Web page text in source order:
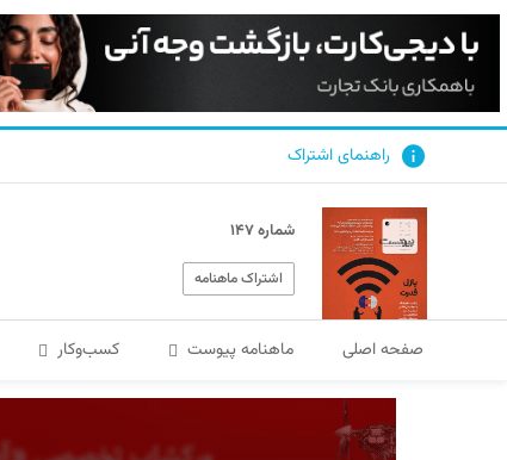
راهنمای اشتراک
شماره ۱۴۷
اشتراک ماهنامه
صفحه اصلی ماهنامه پیوست کسب‌و‌کار